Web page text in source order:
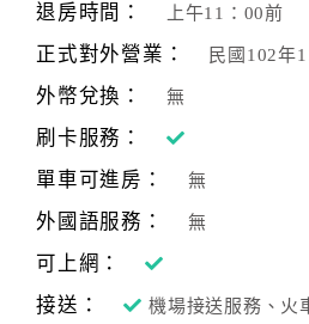
商
品
傳
退房時間： 上午11：00前
正式對外營業： 民國102年
外幣兌換： 無
刷卡服務：
單車可進房：
無
外國語服務： 無
可上網：
接送：
機場接送服務、火